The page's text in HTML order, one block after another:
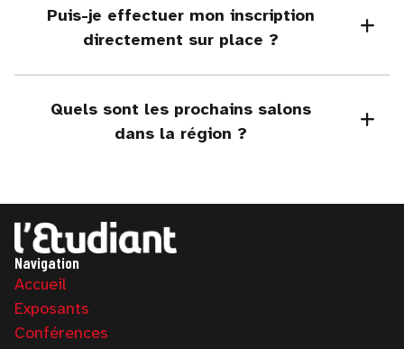
Puis-je effectuer mon inscription
directement sur place ?
Quels sont les prochains salons
dans la région ?
Navigation
Accueil
Exposants
Conférences